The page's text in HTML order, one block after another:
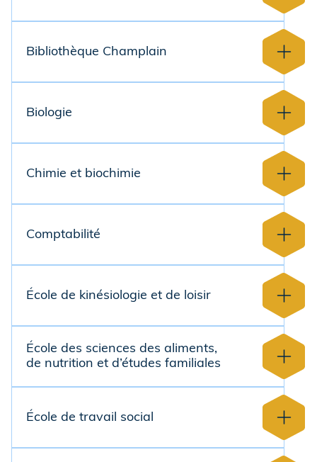
Bibliothèque Champlain
Biologie
Chimie et biochimie
Comptabilité
École de kinésiologie et de loisir
École des sciences des aliments,
de nutrition et d’études familiales
École de travail social